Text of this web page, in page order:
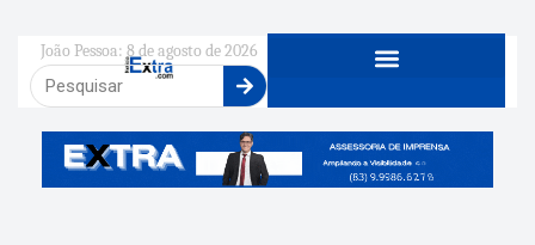
João Pessoa: 8 de agosto de 2026